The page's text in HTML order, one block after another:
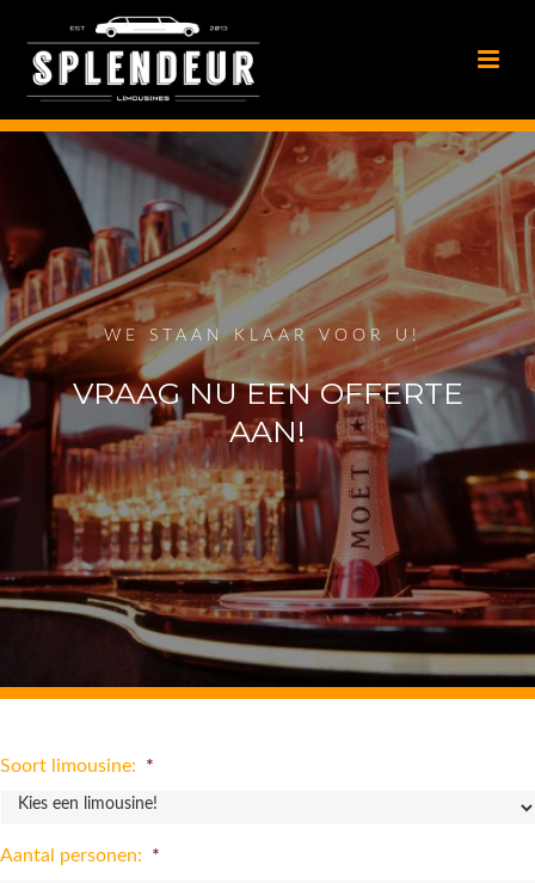
WE STAAN KLAAR VOOR U!
VRAAG NU EEN OFFERTE
AAN!
Soort limousine: *
Aantal personen: *